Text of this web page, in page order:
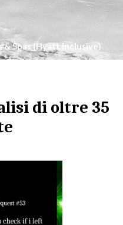
& Spas (Hyatt Inclusive)
di oltre 35